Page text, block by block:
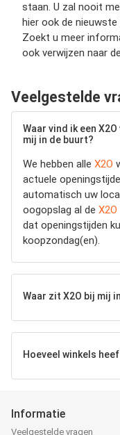
staan. U zal nooit
hier ook de
Zoekt u meer
ook verwijzen naar
Veelgestelde
Waar vind ik een
mij in de buurt?
We hebben alle X2O
actuele
automatisch uw
oogopslag al de X2O
dat openingstijden
koopzondag(en).
Waar zit X2O bij mij
Hoeveel winkels
Informatie
Veelgestelde vragen